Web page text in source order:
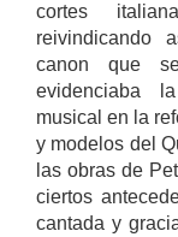
cortes
reivindicando
canon que
evidenciaba
musical en la
y modelos del
las obras de
ciertos
cantada y